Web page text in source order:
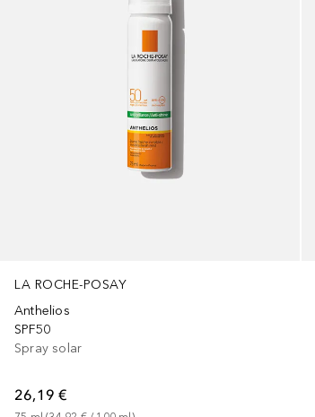
LA ROCHE-POSAY
Anthelios
SPF50
Spray solar
26,19 €